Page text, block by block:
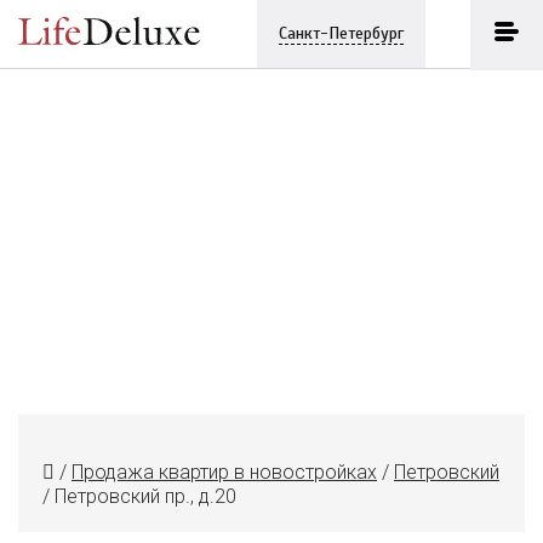
Санкт-Петербург
/ Продажа квартир в новостройках / Петровский
/ Петровский пр., д.20